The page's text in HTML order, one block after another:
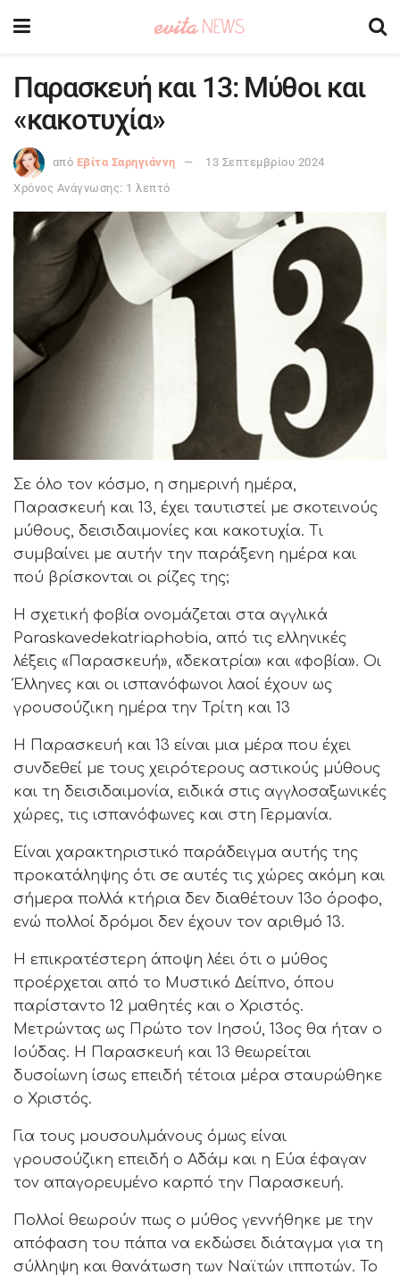
Παρασκευή και 13: Μύθοι και
«κακοτυχία»
από Εβίτα Σαρηγιάννη
13 Σεπτεμβρίου 2024
Χρόνος Ανάγνωσης: 1 λεπτό
Σε όλο τον κόσμο, η σημερινή ημέρα,
Παρασκευή και 13, έχει ταυτιστεί με σκοτεινούς
μύθους, δεισιδαιμονίες και κακοτυχία. Τι
συμβαίνει με αυτήν την παράξενη ημέρα και
πού βρίσκονται οι ρίζες της;
Η σχετική φοβία ονομάζεται στα αγγλικά
Paraskavedekatriaphobia, από τις ελληνικές
λέξεις «Παρασκευή», «δεκατρία» και «φοβία». Οι
Έλληνες και οι ισπανόφωνοι λαοί έχουν ως
γρουσούζικη ημέρα την Τρίτη και 13
Η Παρασκευή και 13 είναι μια μέρα που έχει
συνδεθεί με τους χειρότερους αστικούς μύθους
και τη δεισιδαιμονία, ειδικά στις αγγλοσαξωνικές
χώρες, τις ισπανόφωνες και στη Γερμανία.
Είναι χαρακτηριστικό παράδειγμα αυτής της
προκατάληψης ότι σε αυτές τις χώρες ακόμη και
σήμερα πολλά κτήρια δεν διαθέτουν 13ο όροφο,
ενώ πολλοί δρόμοι δεν έχουν τον αριθμό 13.
Η επικρατέστερη άποψη λέει ότι ο μύθος
προέρχεται από το Μυστικό Δείπνο, όπου
παρίσταντο 12 μαθητές και ο Χριστός.
Μετρώντας ως Πρώτο τον Ιησού, 13ος θα ήταν ο
Ιούδας. Η Παρασκευή και 13 θεωρείται
δυσοίωνη ίσως επειδή τέτοια μέρα σταυρώθηκε
ο Χριστός.
Για τους μουσουλμάνους όμως είναι
γρουσούζικη επειδή ο Αδάμ και η Εύα έφαγαν
τον απαγορευμένο καρπό την Παρασκευή.
Πολλοί θεωρούν πως ο μύθος γεννήθηκε με την
απόφαση του πάπα να εκδώσει διάταγμα για τη
σύλληψη και θανάτωση των Ναϊτών ιπποτών. Το